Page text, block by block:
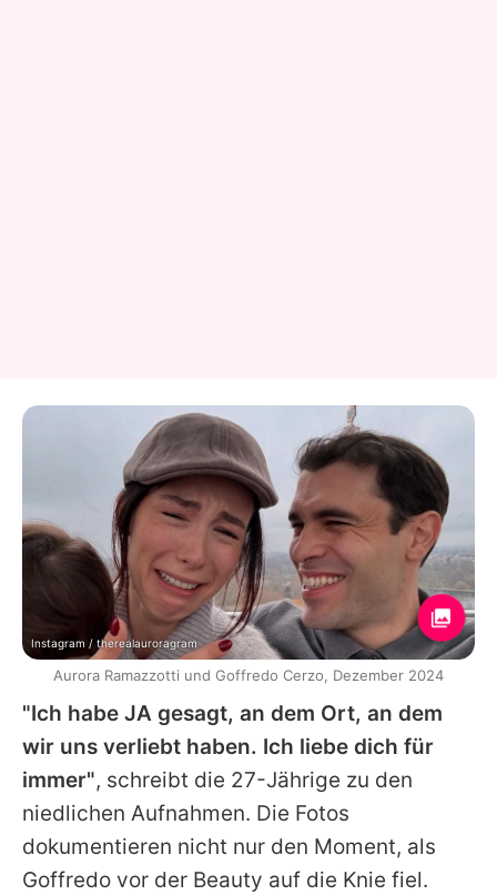
"Ich habe JA gesagt, an dem Ort, an dem
wir uns verliebt haben. Ich liebe dich für
immer", schreibt die 27-Jährige zu den
niedlichen Aufnahmen. Die Fotos
dokumentieren nicht nur den Moment, als
Goffredo vor der Beauty auf die Knie fiel.
Instagram / therealauroragram
Aurora Ramazzotti und Goffredo Cerzo, Dezember 2024